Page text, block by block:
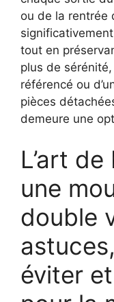
ou de la rentrée
tout en
plus de
référencé ou
pièces
demeure une
L’art
une
double
éviter